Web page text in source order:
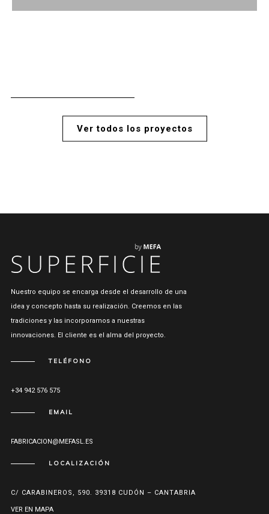
Ver todos los proyectos
Nuestro equipo se encarga desde el desarrollo de una
idea y concepto hasta su realización. Creemos en las
tradiciones y las incorporamos a nuestras
innovaciones. El cliente es el alma del proyecto.
TELÉFONO
+34 942 576 575
EMAIL
FABRICACION@MEFASL.ES
LOCALIZACIÓN
C/ CARABINEROS, 590. 39318 CUDÓN – CANTABRIA
VER EN MAPA